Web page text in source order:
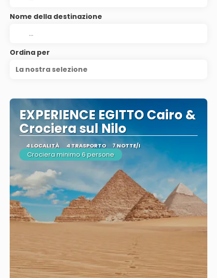
Nome della destinazione
Ordina per
La nostra selezione
EXPERIENCE EGITTO Cairo &
Crociera sul Nilo
4 LOCALITÀ 4 TRASPORTO 7 NOTTE/I
Crociera minimo 6 persone